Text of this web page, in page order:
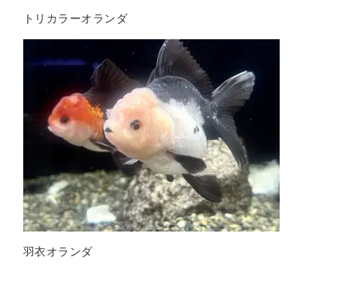
トリカラーオランダ
羽衣オランダ